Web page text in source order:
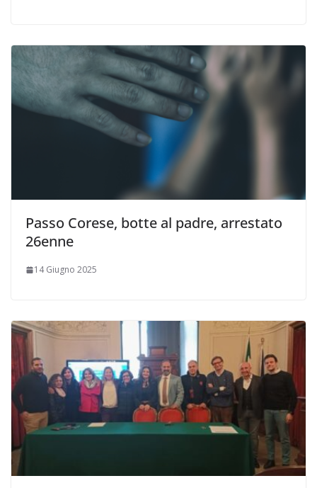
Passo Corese, botte al padre, arrestato
26enne
14 Giugno 2025